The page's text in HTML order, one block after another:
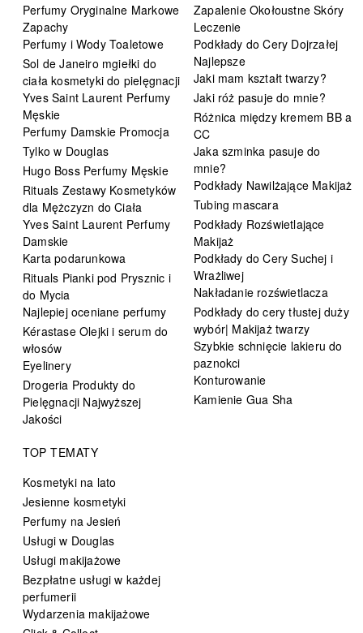
Perfumy Oryginalne Markowe
Zapachy
Perfumy i Wody Toaletowe
Sol de Janeiro mgiełki do
ciała kosmetyki do pielęgnacji
Yves Saint Laurent Perfumy
Męskie
Perfumy Damskie Promocja
Tylko w Douglas
Hugo Boss Perfumy Męskie
Rituals Zestawy Kosmetyków
dla Mężczyzn do Ciała
Yves Saint Laurent Perfumy
Damskie
Karta podarunkowa
Rituals Pianki pod Prysznic i
do Mycia
Najlepiej oceniane perfumy
Kérastase Olejki i serum do
włosów
Eyelinery
Drogeria Produkty do
Pielęgnacji Najwyższej
Jakości
Zapalenie Okołoustne Skóry
Leczenie
Podkłady do Cery Dojrzałej
Najlepsze
Jaki mam kształt twarzy?
Jaki róż pasuje do mnie?
Różnica między kremem BB a
CC
Jaka szminka pasuje do
mnie?
Podkłady Nawilżające Makijaż
Tubing mascara
Podkłady Rozświetlające
Makijaż
Podkłady do Cery Suchej i
Wrażliwej
Nakładanie rozświetlacza
Podkłady do cery tłustej duży
wybór| Makijaż twarzy
Szybkie schnięcie lakieru do
paznokci
Konturowanie
Kamienie Gua Sha
TOP TEMATY
Kosmetyki na lato
Jesienne kosmetyki
Perfumy na Jesień
Usługi w Douglas
Usługi makijażowe
Bezpłatne usługi w każdej
perfumerii
Wydarzenia makijażowe